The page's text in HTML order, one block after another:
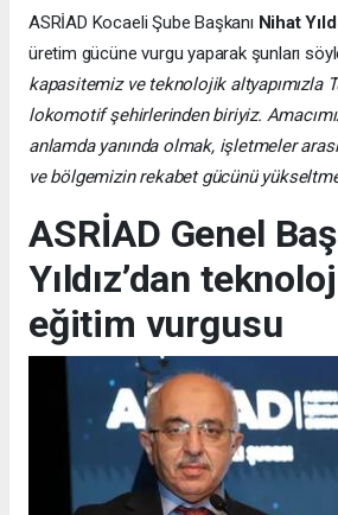
ASRİAD Kocaeli Şube Başkanı Nihat
üretim gücüne vurgu yaparak şunları
kapasitemiz ve teknolojik altyapımızla
lokomotif şehirlerinden biriyiz.
anlamda yanında olmak, işletmeler
ve bölgemizin rekabet gücünü
ASRİAD Genel
Yıldız’dan
eğitim vurgusu